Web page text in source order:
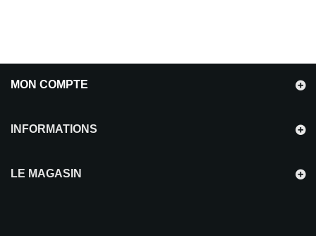
MON COMPTE
INFORMATIONS
LE MAGASIN